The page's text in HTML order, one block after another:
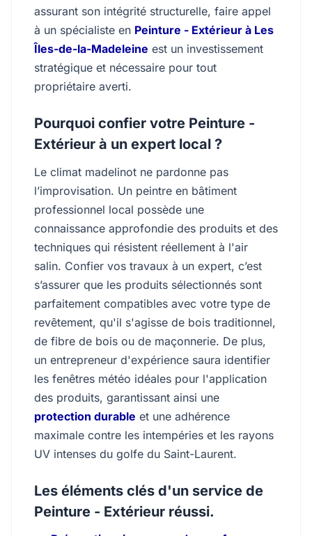
assurant son intégrité structurelle, faire appel
à un spécialiste en Peinture - Extérieur à Les
Îles-de-la-Madeleine est un investissement
stratégique et nécessaire pour tout
propriétaire averti.
Pourquoi confier votre Peinture -
Extérieur à un expert local ?
Le climat madelinot ne pardonne pas
l’improvisation. Un peintre en bâtiment
professionnel local possède une
connaissance approfondie des produits et des
techniques qui résistent réellement à l'air
salin. Confier vos travaux à un expert, c’est
s’assurer que les produits sélectionnés sont
parfaitement compatibles avec votre type de
revêtement, qu'il s'agisse de bois traditionnel,
de fibre de bois ou de maçonnerie. De plus,
un entrepreneur d'expérience saura identifier
les fenêtres météo idéales pour l'application
des produits, garantissant ainsi une
protection durable et une adhérence
maximale contre les intempéries et les rayons
UV intenses du golfe du Saint-Laurent.
Les éléments clés d'un service de
Peinture - Extérieur réussi.